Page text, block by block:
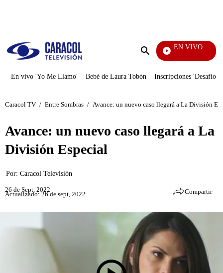
Enviar
EN VIVO
Yo Me Llamo
En vivo 'Yo Me Llamo' Bebé de Laura Tobón Inscripciones 'Desafío'
Caracol TV / Entre Sombras / Avance: un nuevo caso llegará a La División
Avance: un nuevo caso llegará a La
División Especial
Por: Caracol Televisión
26 de Sept, 2022
Actualizado: 26 de sept, 2022 Compartir